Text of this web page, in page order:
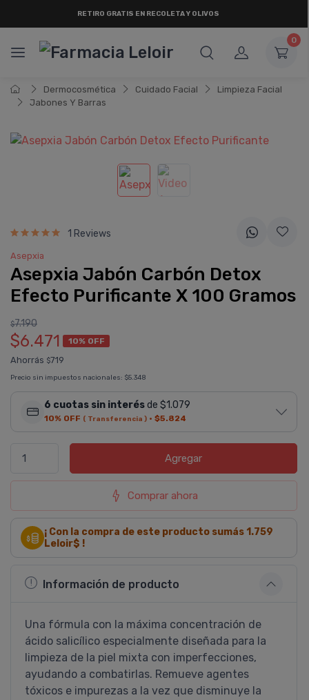
RETIRO GRATIS EN RECOLETA Y OLIVOS
0
Dermocosmética Cuidado Facial
Limpieza Facial
Jabones Y Barras
1 Reviews
Asepxia
Asepxia Jabón Carbón Detox
Efecto Purificante X 100 Gramos
$7.190
$6.471 10% OFF
Ahorrás $719
Precio sin impuestos nacionales: $5.348
6 cuotas sin interésde $1.079
10% OFF ( Transferencia ) · $5.824
Agregar
Comprar ahora
¡ Con la compra de este producto sumás 1.759
Leloir$ !
Información de producto
Una fórmula con la máxima concentración de
ácido salicí­lico especialmente diseñada para la
limpieza de la piel mixta con imperfecciones,
ayudando a combatirlas. Remueve agentes
tóxicos e impurezas a la vez que disminuye la